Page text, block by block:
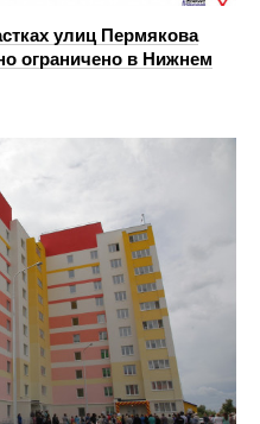
улиц Пермякова
ограничено в Нижнем